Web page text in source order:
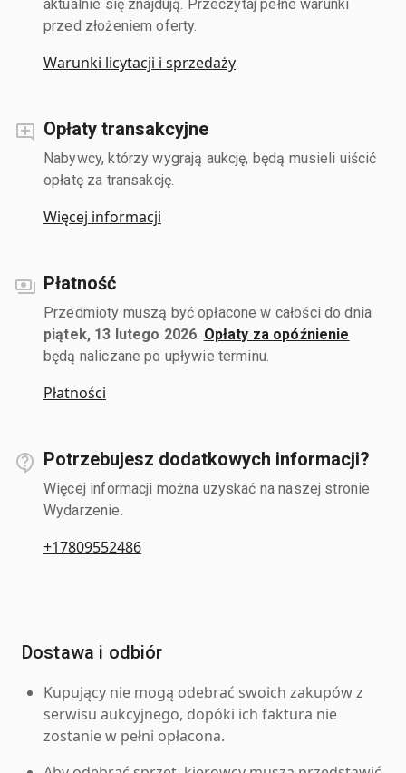
aktualnie się znajdują. Przeczytaj pełne warunki
przed złożeniem oferty.
Warunki licytacji i sprzedaży
Opłaty transakcyjne
Nabywcy, którzy wygrają aukcję, będą musieli uiścić
opłatę za transakcję.
Więcej informacji
Płatność
Przedmioty muszą być opłacone w całości do dnia
piątek, 13 lutego 2026 Opłaty za opóźnienie
będą naliczane po upływie terminu.
Płatności
Potrzebujesz dodatkowych informacji?
Więcej informacji można uzyskać na naszej stronie
Wydarzenie.
+17809552486
Dostawa i odbiór
Kupujący nie mogą odebrać swoich zakupów z
serwisu aukcyjnego, dopóki ich faktura nie
zostanie w pełni opłacona.